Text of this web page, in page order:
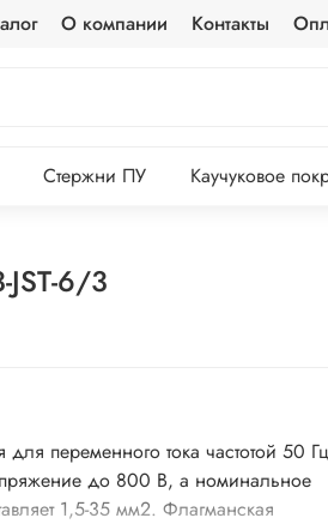
О компании Контакты
Стержни ПУ Каучуковое
6/3
для переменного тока частотой 50 Гц
до 800 В, а номинальное
1,5-35 мм2. Флагманская